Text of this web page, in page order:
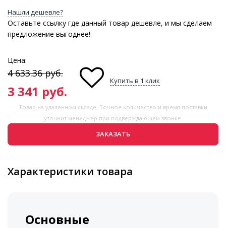
Нашли дешевле?
Оставьте ссылку где данный товар дешевле, и мы сделаем
предложение выгоднее!
Цена:
4 633.36руб.
3 341 руб.
Купить в 1 клик
Товар на удаленном складе. Точное количество и время поставки
уточнит менеджер при подверждающем звонке.
ЗАКАЗАТЬ
Характеристики товара
Основные